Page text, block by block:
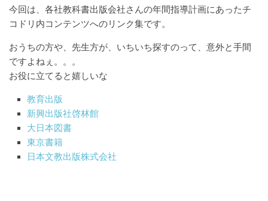
今回は、各社教科書出版会社さんの年間指導計画にあったチ
コドリ内コンテンツへのリンク集です。
おうちの方や、先生方が、いちいち探すのって、意外と手間
ですよねぇ。。。
お役に立てると嬉しいな
教育出版
新興出版社啓林館
大日本図書
東京書籍
日本文教出版株式会社